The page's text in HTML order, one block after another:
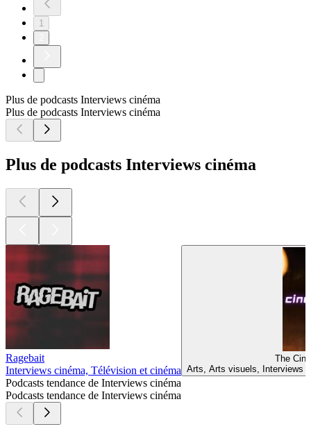
1
Plus de podcasts Interviews cinéma
Plus de podcasts Interviews cinéma
Plus de podcasts Interviews cinéma
Ragebait
Interviews cinéma, Télévision et cinéma
The
Arts, Arts visuels, Interviews
Podcasts tendance de Interviews cinéma
Podcasts tendance de Interviews cinéma